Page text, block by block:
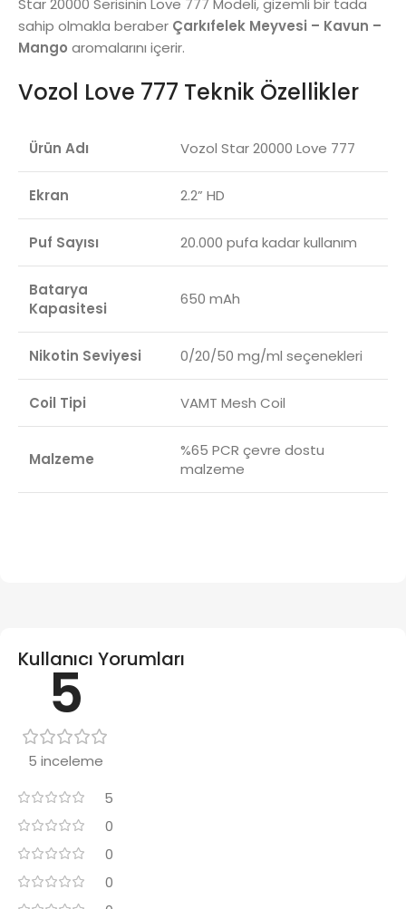
Star 20000 Serisinin Love 777 Modeli, gizemli bir tada
sahip olmakla beraber Çarkıfelek Meyvesi – Kavun –
Mango aromalarını içerir.
Vozol Love 777 Teknik Özellikler
Ürün Adı Vozol Star 20000 Love 777
Ekran 2.2” HD
Puf Sayısı 20.000 pufa kadar kullanım
Batarya
Kapasitesi
650 mAh
Nikotin Seviyesi 0/20/50 mg/ml seçenekleri
Coil Tipi VAMT Mesh Coil
Malzeme
%65 PCR çevre dostu
malzeme
Kullanıcı Yorumları
5
5 inceleme
5
0
0
0